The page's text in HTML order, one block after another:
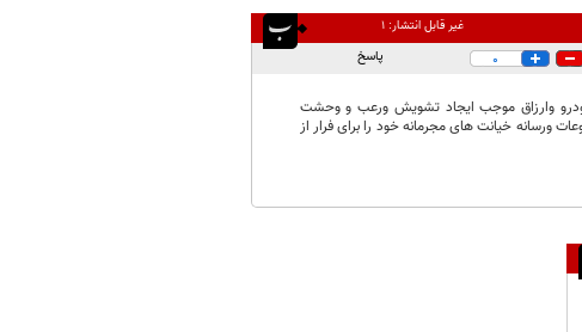
غیر قابل انتشار:۱
0 پاسخ
وارزاق موجب ایجاد تشویش ورعب و وحشت
ورسانه خیانت های مجرمانه خود را برای فرار از